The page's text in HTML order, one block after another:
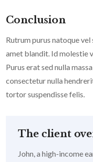
Conclusion
Rutrum purus natoque
amet blandit. Id molestie
Purus erat sed nulla
consectetur nulla
tortor suspendisse felis.
The client
John, a high-income